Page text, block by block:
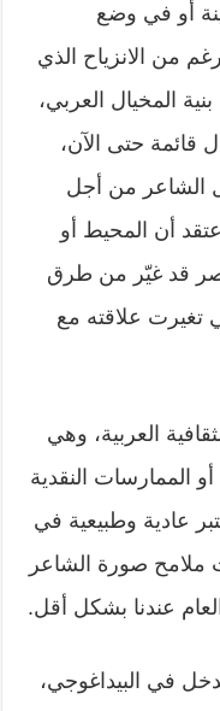
أو في وضع
من الانزياح الذي
المخيال العربي،
قائمة حتى الآن،
الشاعر من أجل
أن المحيط أو
قد غيّر من طرق
تغيرت علاقته مع
العربية، وهي
أو الممارسات النقدية
عادية وطبيعية في
ملامح صورة الشاعر
عندنا بشكل أقل.
في البيداغوجي،